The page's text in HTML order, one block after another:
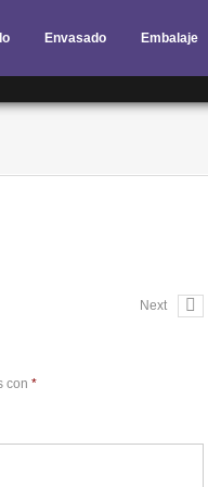
Envasado Embalaje
Next
con *